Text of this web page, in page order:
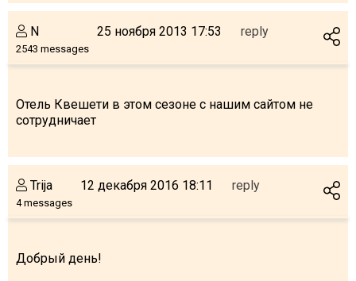
N
2543 messages
25 ноября 2013 17:53 reply
Отель Квешети в этом сезоне с нашим сайтом не
сотрудничает
Trija
4 messages
12 декабря 2016 18:11 reply
Добрый день!